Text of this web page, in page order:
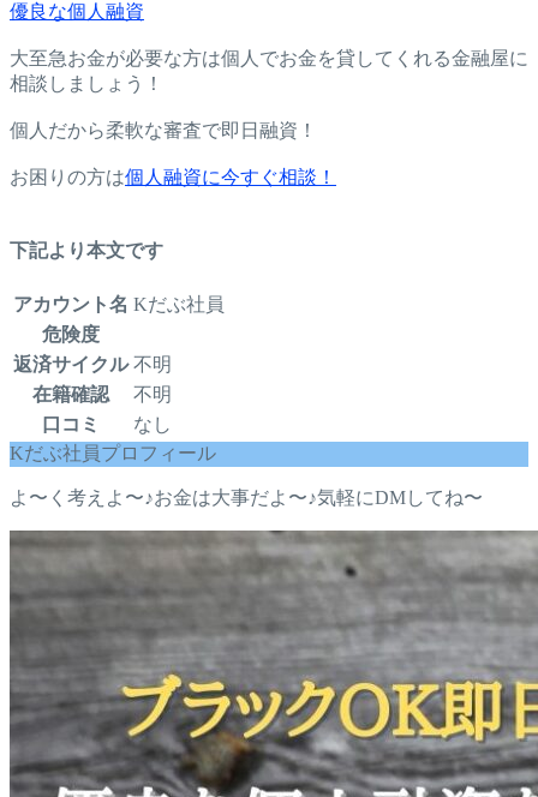
優良な個人融資
大至急お金が必要な方は個人でお金を貸してくれる金融屋に
相談しましょう！
個人だから柔軟な審査で即日融資！
お困りの方は個人融資に今すぐ相談！
下記より本文です
アカウント名 Kだぶ社員
危険度
返済サイクル 不明
在籍確認
不明
口コミ
なし
Kだぶ社員プロフィール
よ〜く考えよ〜♪お金は大事だよ〜♪気軽にDMしてね〜